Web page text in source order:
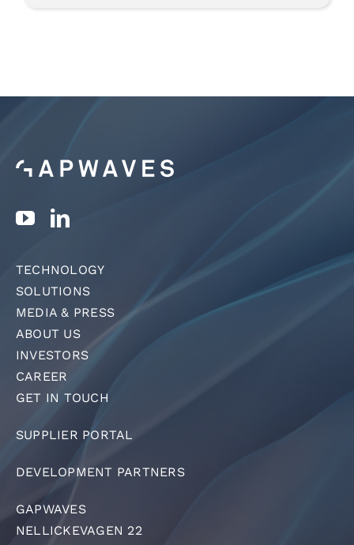
TECHNOLOGY
SOLUTIONS
MEDIA & PRESS
ABOUT US
INVESTORS
CAREER
GET IN TOUCH
SUPPLIER PORTAL
DEVELOPMENT PARTNERS
GAPWAVES
NELLICKEVAGEN 22